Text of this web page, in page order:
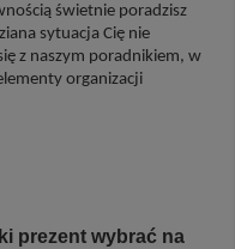
świetnie poradzisz
sytuacja Cię nie
z naszym poradnikiem, w
organizacji
prezent wybrać na